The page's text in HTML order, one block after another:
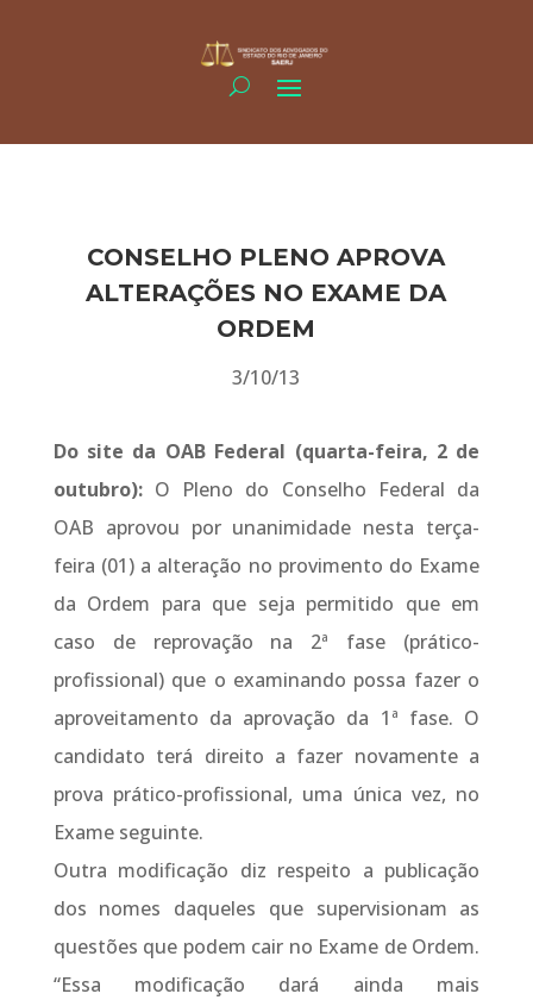
CONSELHO PLENO APROVA
ALTERAÇÕES NO EXAME DA
ORDEM
3/10/13
Do site da OAB Federal (quarta-feira, 2 de
outubro):O Pleno do Conselho Federal da
OAB aprovou por unanimidade nesta terça-
feira (01) a alteração no provimento do Exame
da Ordem para que seja permitido que em
caso de reprovação na 2ª fase (prático-
profissional) que o examinando possa fazer o
aproveitamento da aprovação da 1ª fase. O
candidato terá direito a fazer novamente a
prova prático-profissional, uma única vez, no
Exame seguinte.
Outra modificação diz respeito a publicação
dos nomes daqueles que supervisionam as
questões que podem cair no Exame de Ordem.
“Essa modificação dará ainda mais